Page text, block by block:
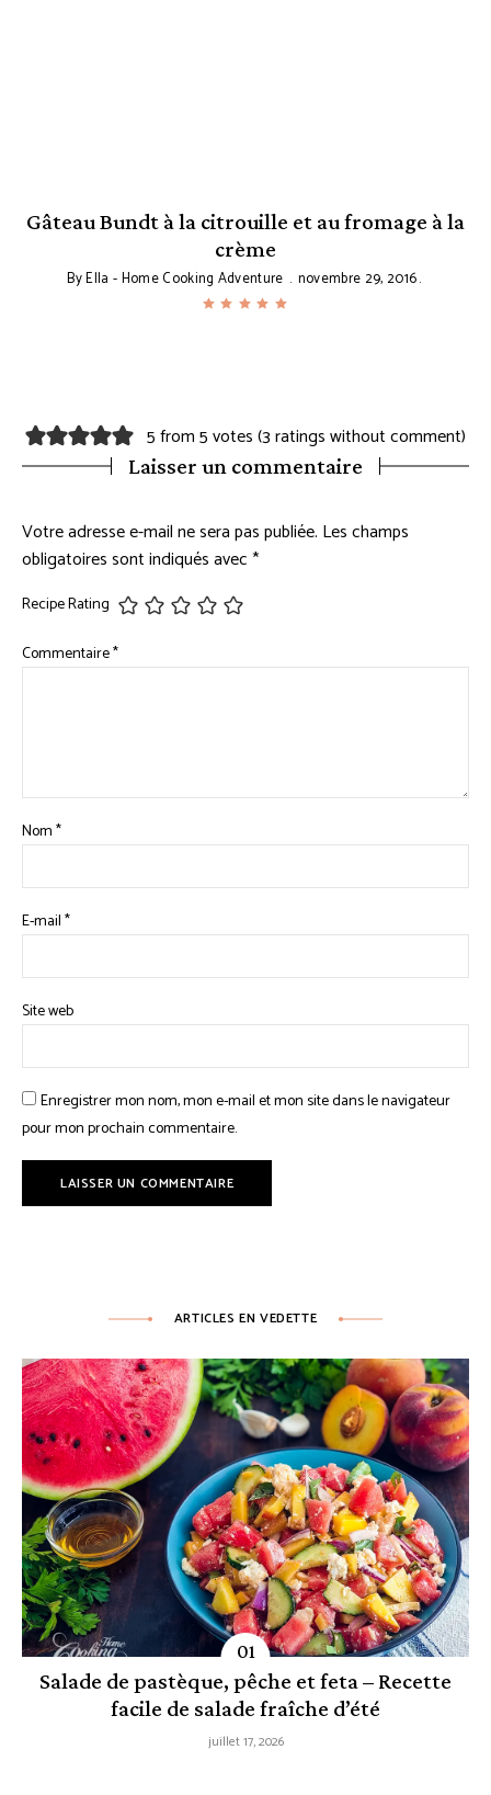
Gâteau Bundt à la citrouille et au fromage à la
crème
ByElla - Home Cooking Adventure novembre 29, 2016
5 from 5 votes (3 ratings without comment)
Laisser un commentaire
Votre adresse e-mail ne sera pas publiée. Les champs
obligatoires sont indiqués avec*
Recipe Rating
Commentaire*
Nom*
E-mail*
Site web
Enregistrer mon nom, mon e-mail et mon site dans le navigateur
pour mon prochain commentaire.
ARTICLES EN VEDETTE
Salade de pastèque, pêche et feta – Recette
facile de salade fraîche d’été
juillet 17, 2026